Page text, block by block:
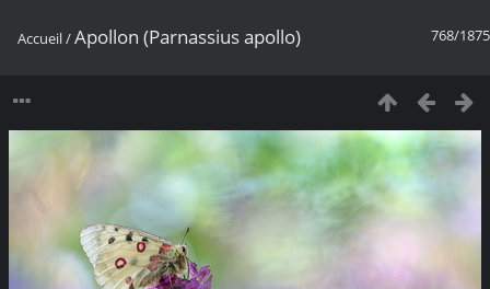
768/1875
Accueil/Apollon (Parnassius apollo)